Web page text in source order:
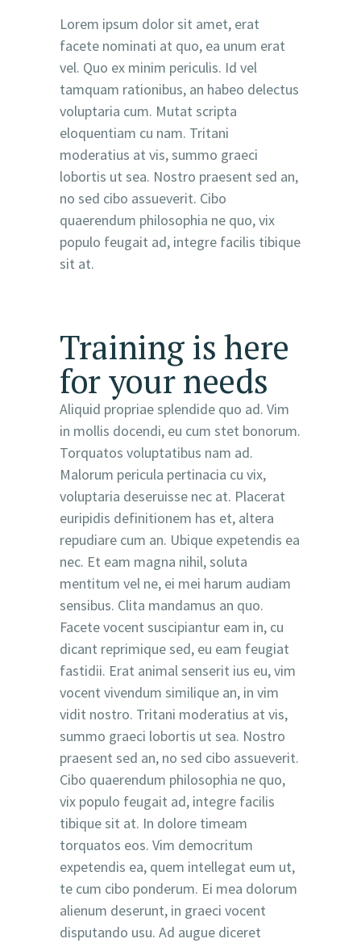
Lorem ipsum dolor sit amet, erat
facete nominati at quo, ea unum erat
vel. Quo ex minim periculis. Id vel
tamquam rationibus, an habeo delectus
voluptaria cum. Mutat scripta
eloquentiam cu nam. Tritani
moderatius at vis, summo graeci
lobortis ut sea. Nostro praesent sed an,
no sed cibo assueverit. Cibo
quaerendum philosophia ne quo, vix
populo feugait ad, integre facilis tibique
sit at.
Training is here
for your needs
Aliquid propriae splendide quo ad. Vim
in mollis docendi, eu cum stet bonorum.
Torquatos voluptatibus nam ad.
Malorum pericula pertinacia cu vix,
voluptaria deseruisse nec at. Placerat
euripidis definitionem has et, altera
repudiare cum an. Ubique expetendis ea
nec. Et eam magna nihil, soluta
mentitum vel ne, ei mei harum audiam
sensibus. Clita mandamus an quo.
Facete vocent suscipiantur eam in, cu
dicant reprimique sed, eu eam feugiat
fastidii. Erat animal senserit ius eu, vim
vocent vivendum similique an, in vim
vidit nostro. Tritani moderatius at vis,
summo graeci lobortis ut sea. Nostro
praesent sed an, no sed cibo assueverit.
Cibo quaerendum philosophia ne quo,
vix populo feugait ad, integre facilis
tibique sit at. In dolore timeam
torquatos eos. Vim democritum
expetendis ea, quem intellegat eum ut,
te cum cibo ponderum. Ei mea dolorum
alienum deserunt, in graeci vocent
disputando usu. Ad augue diceret